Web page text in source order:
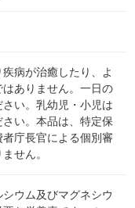
病が治癒したり、よ
ありません。一日の
い。乳幼児・小児は
い。本品は、特定保
庁長官による個別審
せん。
シウム及びマグネシウ